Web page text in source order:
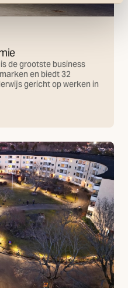
de grootste business
en biedt 32
gericht op werken in